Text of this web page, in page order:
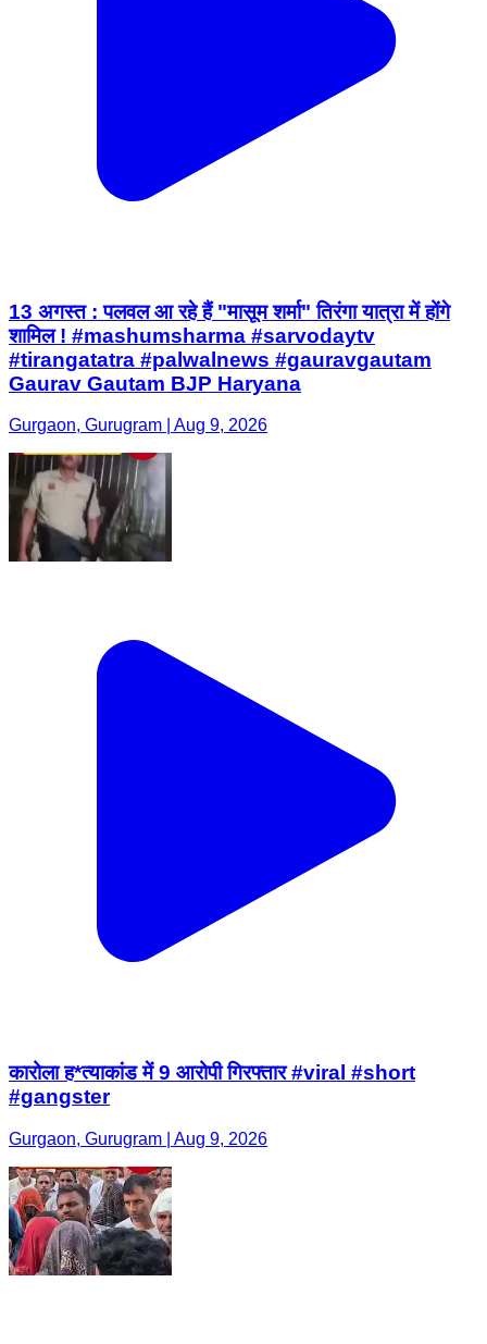
13 अगस्त : पलवल आ रहे हैं "मासूम शर्मा" तिरंगा यात्रा में होंगे
शामिल ! #mashumsharma #sarvodaytv
#tirangatatra #palwalnews #gauravgautam
Gaurav Gautam BJP Haryana
Gurgaon, Gurugram | Aug 9, 2026
कारोला ह*त्याकांड में 9 आरोपी गिरफ्तार #viral #short
#gangster
Gurgaon, Gurugram | Aug 9, 2026